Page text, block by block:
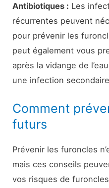
Antibiotiques : Les
récurrentes peuvent
pour prévenir les
peut également vous
après la vidange de
une infection
Comment
futurs
Prévenir les furoncles
mais ces conseils
vos risques de